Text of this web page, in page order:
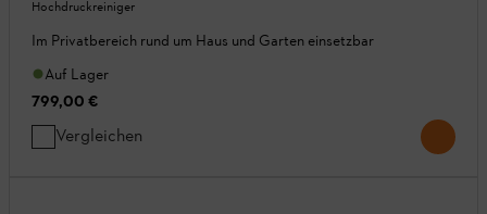
Hochdruckreiniger
Im Privatbereich rund um Haus und Garten einsetzbar
Auf Lager
799,00 €
Vergleichen